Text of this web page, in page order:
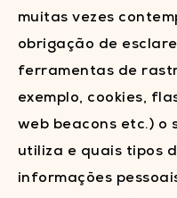
muitas vezes
obrigação de
ferramentas de
exemplo, cookies,
web beacons etc.) o
utiliza e quais tipos
informações